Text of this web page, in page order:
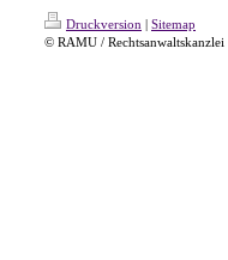
Druckversion | Sitemap
© RAMU /